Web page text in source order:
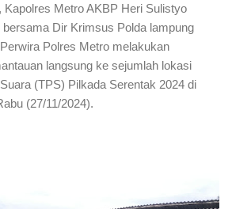
Kapolres Metro AKBP Heri Sulistyo
bersama Dir Krimsus Polda lampung
Polres Metro melakukan
langsung ke sejumlah lokasi
(TPS) Pilkada Serentak 2024 di
(27/11/2024).